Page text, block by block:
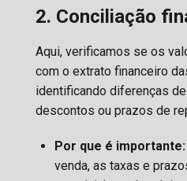
2. Conciliação
Aqui, verificamos se os
com o extrato financeiro
identificando diferenças
descontos ou prazos de
Por que é importante:
venda, as taxas e